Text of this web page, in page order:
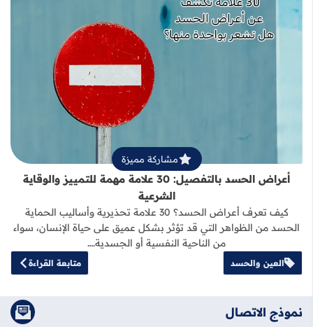
قراءة المزيد عن أعراض الحسد بالتفصيل: 30 علامة مهمة للتمييز
مشاركة مميزة
أعراض الحسد بالتفصيل: 30 علامة مهمة للتمييز والوقاية
الشرعية
كيف تعرف أعراض الحسد؟ 30 علامة تحذيرية وأساليب الحماية
الحسد من الظواهر التي قد تؤثر بشكل عميق على حياة الإنسان، سواء
من الناحية النفسية أو الجسدية.…